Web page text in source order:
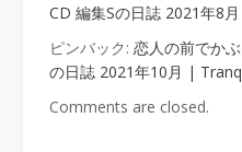
CD 編集Sの日誌 2021年8
ピンバック: 恋人の前でか
の日誌 2021年10月 |
Comments are closed.